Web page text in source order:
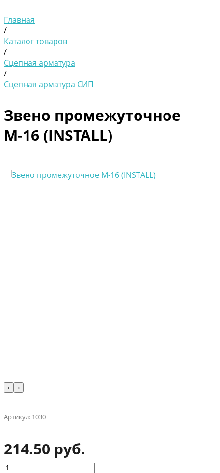
Главная
/
Каталог товаров
/
Сцепная арматура
/
Сцепная арматура СИП
Звено промежуточное
М-16 (INSTALL)
‹ ›
Артикул: 1030
214.50 руб.